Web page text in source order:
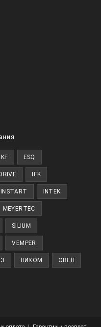
ESQ
IEK
INSTART INTEK
MEYERTEC
SILIUM
VEMPER
НИКОМ ОВЕН